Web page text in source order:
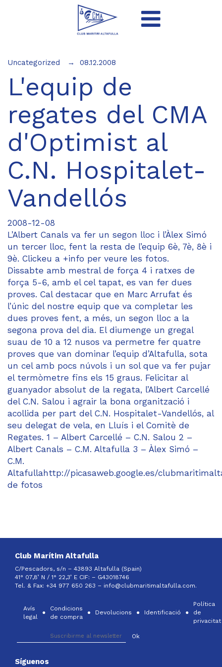
Uncategorized 08.12.2008
L'equip de
regates del CMA
d'Optimist al
C.N. Hospitalet-
Vandellós
2008-12-08
L’Albert Canals va fer un segon lloc i l’Àlex Simó
un tercer lloc, fent la resta de l’equip 6è, 7è, 8è i
9è. Clickeu a +info per veure les fotos.
Dissabte amb mestral de força 4 i ratxes de
força 5-6, amb el cel tapat, es van fer dues
proves. Cal destacar que en Marc Arrufat és
l’únic del nostre equip que va completar les
dues proves fent, a més, un segon lloc a la
segona prova del dia. El diumenge un gregal
suau de 10 a 12 nusos va permetre fer quatre
proves que van dominar l’equip d’Altafulla, sota
un cel amb pocs núvols i un sol que va fer pujar
el termòmetre fins els 15 graus. Felicitar al
guanyador absolut de la regata, l’Albert Carcellé
del C.N. Salou i agrair la bona organització i
acollida per part del C.N. Hospitalet-Vandellós, al
seu delegat de vela, en Lluís i el Comitè de
Regates. 1 – Albert Carcellé – C.N. Salou 2 –
Albert Canals – C.M. Altafulla 3 – Àlex Simó –
C.M.
Altafullahttp://picasaweb.google.es/
de fotos
Club Marítim Altafulla
C/Pescadors, s/n – 43893 Altafulla (Spain)
41° 07,8’ N / 1° 22,3’ E CIF: – G43018746
Tel. & Fax: +34 977 650 263 – info@clubmaritimaltafulla.com.
Avís
legal
Condicions
de compra
Devolucions Identificació
Política
de
privacitat
Síguenos